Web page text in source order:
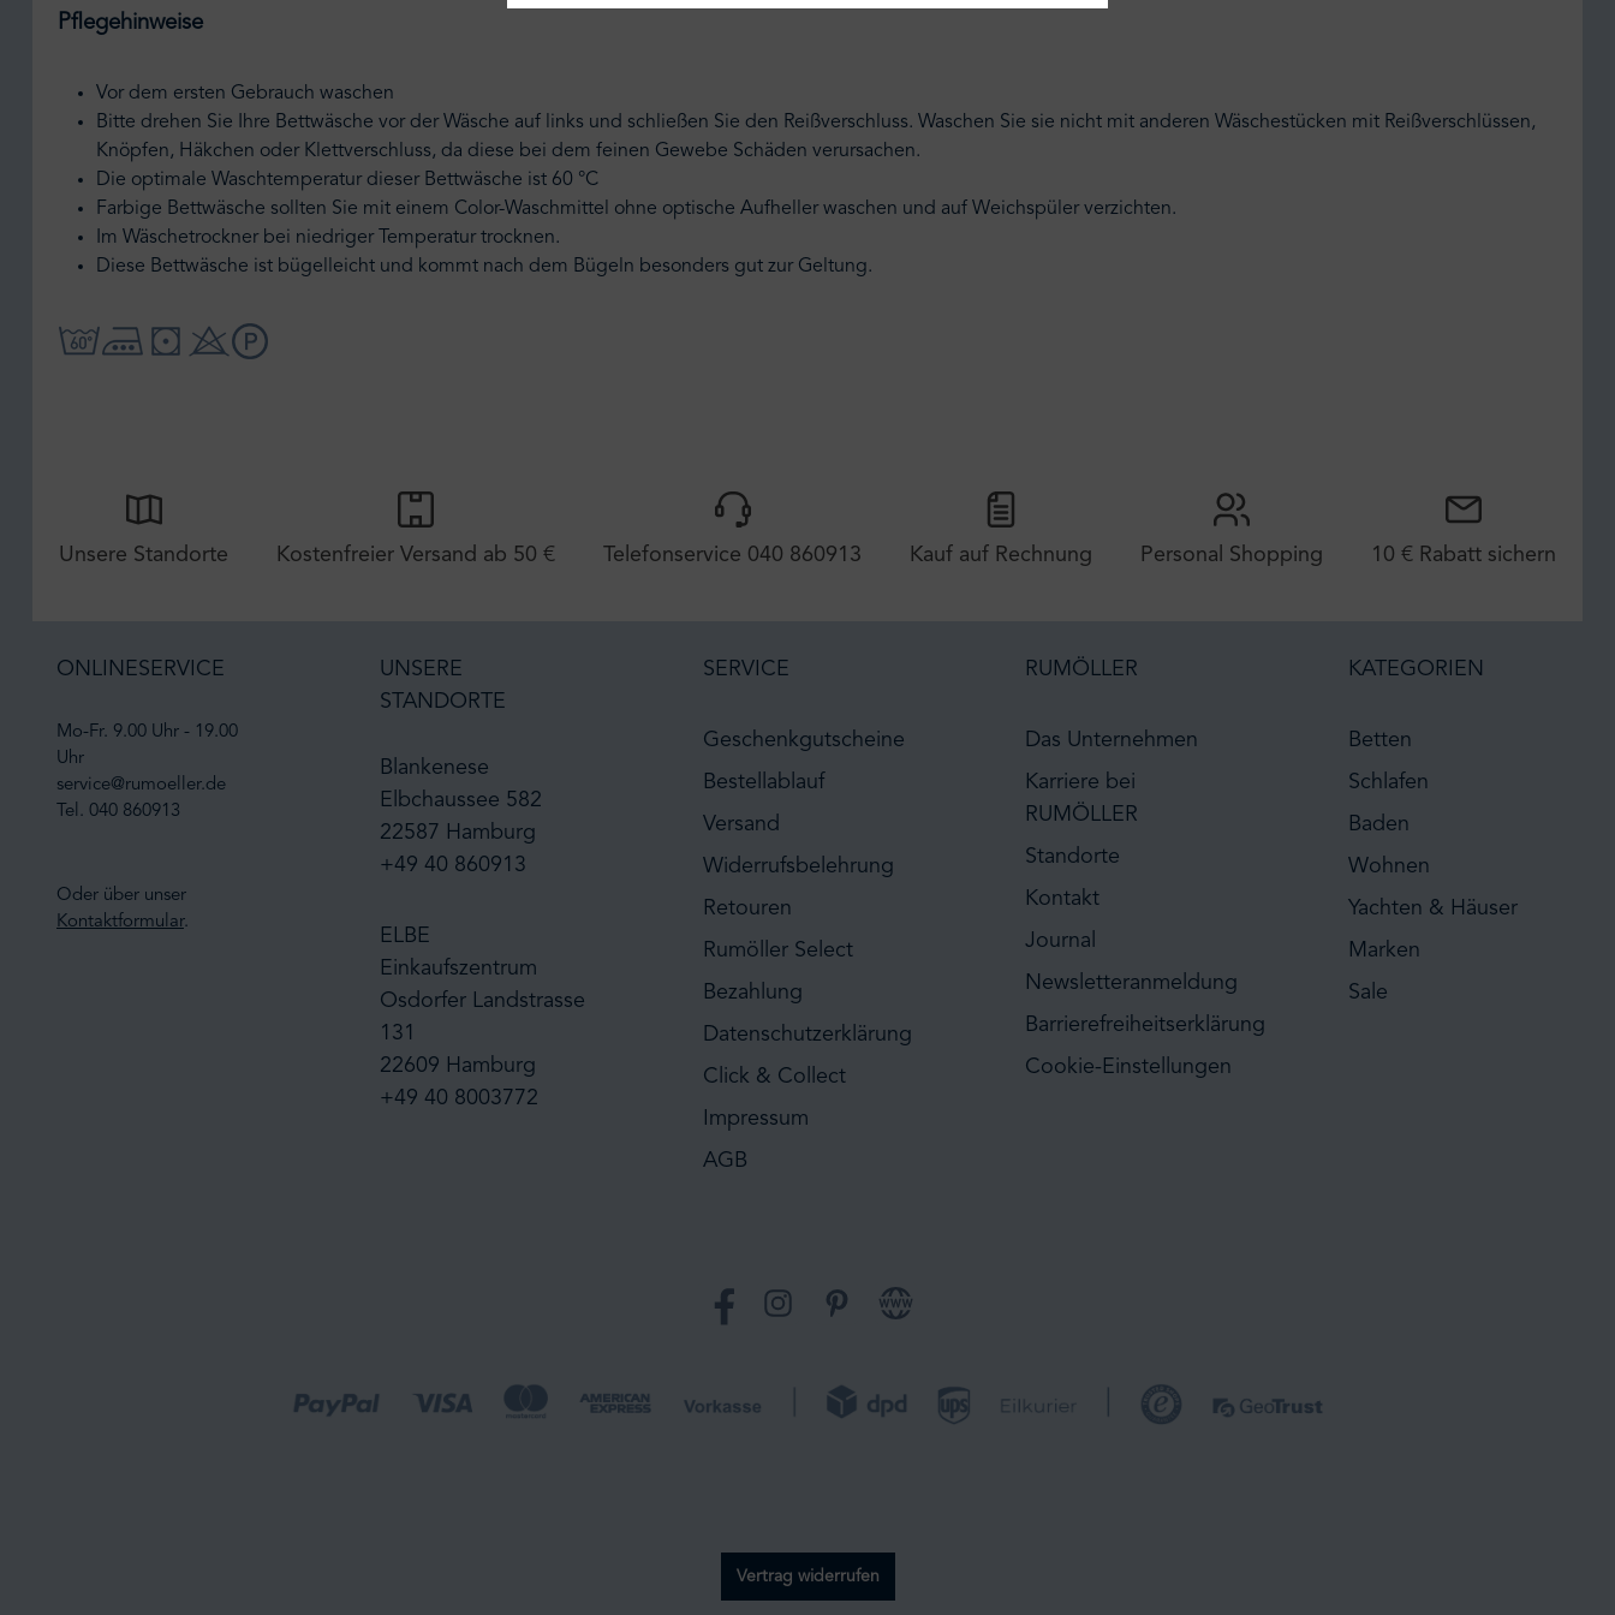
Pflegehinweise
Vor dem ersten Gebrauch waschen
Bitte drehen Sie Ihre Bettwäsche vor der Wäsche auf links und schließen Sie den Reißverschluss. Waschen Sie sie nicht mit anderen Wäschestücken mit Reißverschlüssen,
Knöpfen, Häkchen oder Klettverschluss, da diese bei dem feinen Gewebe Schäden verursachen.
Die optimale Waschtemperatur dieser Bettwäsche ist 60 °C
Farbige Bettwäsche sollten Sie mit einem Color-Waschmittel ohne optische Aufheller waschen und auf Weichspüler verzichten.
Im Wäschetrockner bei niedriger Temperatur trocknen.
Diese Bettwäsche ist bügelleicht und kommt nach dem Bügeln besonders gut zur Geltung.
Unsere Standorte Kostenfreier Versand ab 50 € Telefonservice 040 860913 Kauf auf Rechnung Personal Shopping 10 € Rabatt sichern
ONLINESERVICE
Mo-Fr. 9.00 Uhr - 19.00
Uhr
service@rumoeller.de
Tel. 040 860913
Oder über unser
Kontaktformular.
UNSERE
STANDORTE
Blankenese
Elbchaussee 582
22587 Hamburg
+49 40 860913
ELBE
Einkaufszentrum
Osdorfer Landstrasse
131
22609 Hamburg
+49 40 8003772
SERVICE
Geschenkgutscheine
Bestellablauf
Versand
Widerrufsbelehrung
Retouren
Rumöller Select
Bezahlung
Datenschutzerklärung
Click & Collect
Impressum
AGB
RUMÖLLER
Das Unternehmen
Karriere bei
RUMÖLLER
Standorte
Kontakt
Journal
Newsletteranmeldung
Barrierefreiheitserklärung
Cookie-Einstellungen
KATEGORIEN
Betten
Schlafen
Baden
Wohnen
Yachten & Häuser
Marken
Sale
FacebookInstagramPinterest Website
Vertrag widerrufen